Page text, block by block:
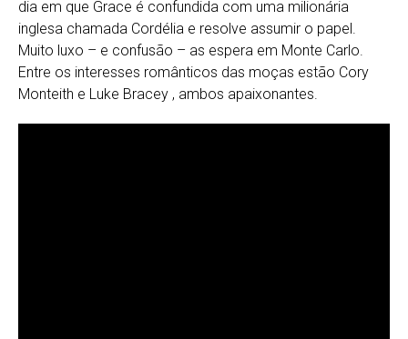
dia em que Grace é confundida com uma milionária
inglesa chamada Cordélia e resolve assumir o papel.
Muito luxo – e confusão – as espera em Monte Carlo.
Entre os interesses românticos das moças estão Cory
Monteith e Luke Bracey , ambos apaixonantes.